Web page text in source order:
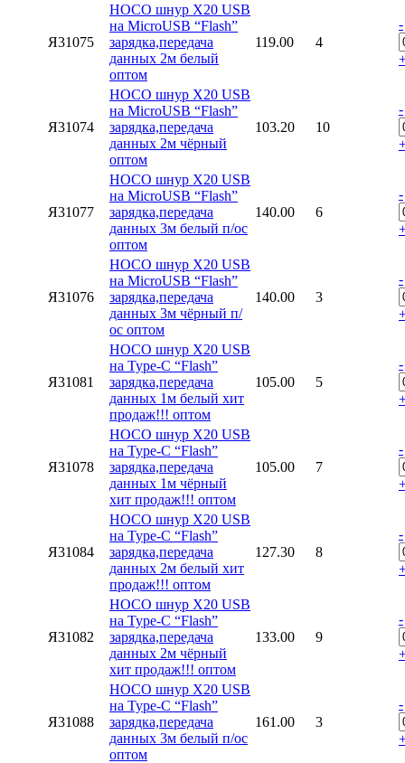
Я31075
HOCO шнур X20 USB
на MicroUSB “Flash”
зарядка,передача
данных 2м белый
оптом
119.00 4
-
Я31074
HOCO шнур X20 USB
на MicroUSB “Flash”
зарядка,передача
данных 2м чёрный
оптом
103.20 10
-
Я31077
HOCO шнур X20 USB
на MicroUSB “Flash”
зарядка,передача
данных 3м белый п/ос
оптом
140.00 6
-
Я31076
HOCO шнур X20 USB
на MicroUSB “Flash”
зарядка,передача
данных 3м чёрный п/
ос оптом
140.00 3
-
Я31081
HOCO шнур X20 USB
на Type-C “Flash”
зарядка,передача
данных 1м белый хит
продаж!!! оптом
105.00 5
-
Я31078
HOCO шнур X20 USB
на Type-C “Flash”
зарядка,передача
данных 1м чёрный
хит продаж!!! оптом
105.00 7
-
Я31084
HOCO шнур X20 USB
на Type-C “Flash”
зарядка,передача
данных 2м белый хит
продаж!!! оптом
127.30 8
-
Я31082
HOCO шнур X20 USB
на Type-C “Flash”
зарядка,передача
данных 2м чёрный
хит продаж!!! оптом
133.00 9
-
Я31088
HOCO шнур X20 USB
на Type-C “Flash”
зарядка,передача
данных 3м белый п/ос
оптом
161.00 3
-